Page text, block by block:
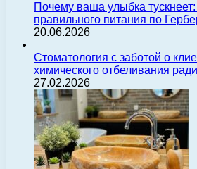
Почему ваша улыбка тускнеет:
правильного питания по
20.06.2026
Стоматология с заботой о
химического отбеливания
27.02.2026